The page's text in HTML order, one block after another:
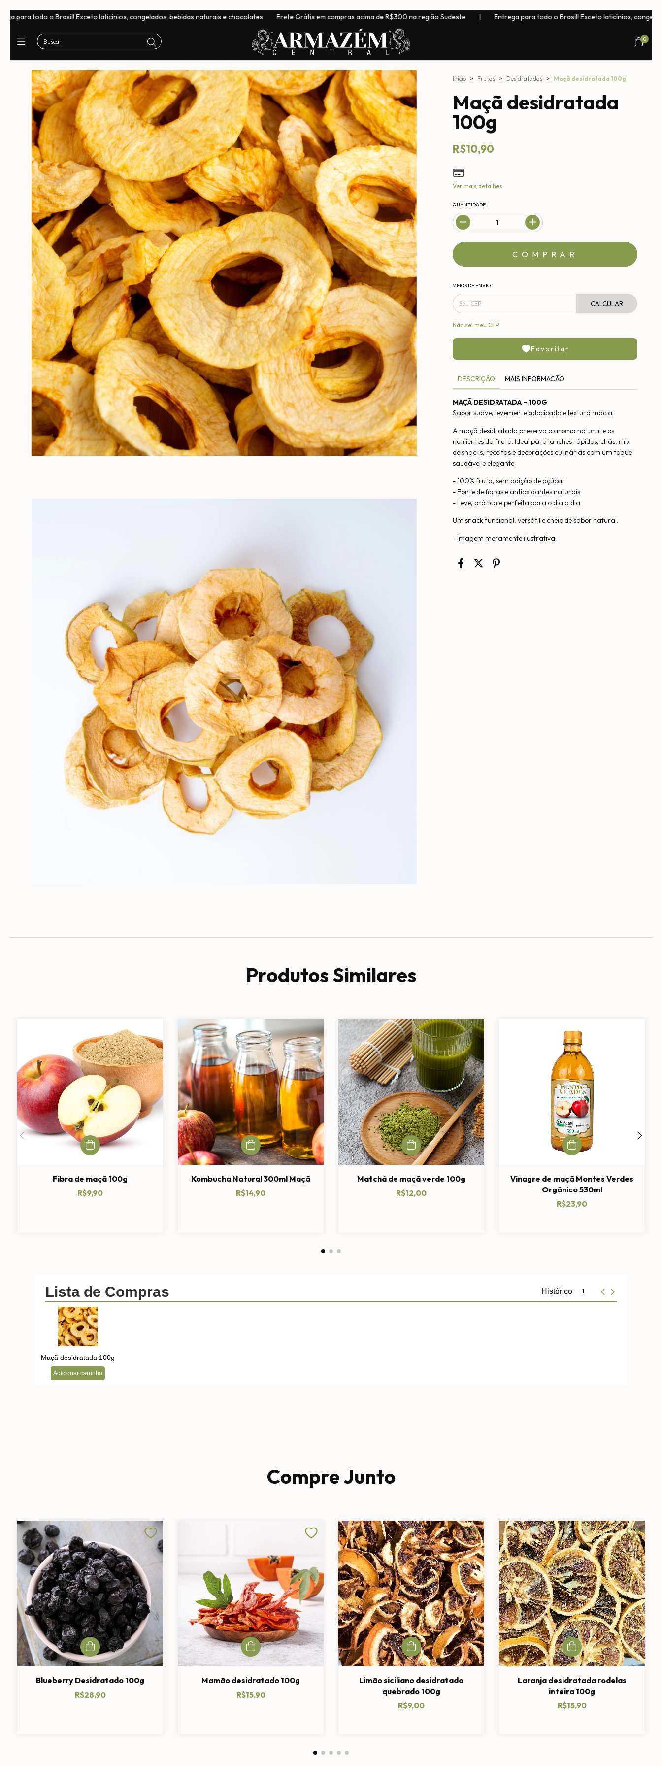
Exceto laticínios, congelados, bebidas naturais e chocolates Frete Grátis em compras acima de R$300 na região Sudeste | Entrega para todo o Brasil! Exceto laticínios, congelados, bebidas
0
Início > Frutas > Desidratadas > Maçã desidratada 100g
Maçã desidratada
100g
R$10,90
Ver mais detalhes
QUANTIDADE
MEIOS DE ENVIO
CALCULAR
Não sei meu CEP
Favoritar
DESCRIÇÃO MAIS INFORMACÃO
MAÇÃ DESIDRATADA – 100G
Sabor suave, levemente adocicado e textura macia.
A maçã desidratada preserva o aroma natural e os
nutrientes da fruta. Ideal para lanches rápidos, chás, mix
de snacks, receitas e decorações culinárias com um toque
saudável e elegante.
- 100% fruta, sem adição de açúcar
- Fonte de fibras e antioxidantes naturais
- Leve, prática e perfeita para o dia a dia
Um snack funcional, versátil e cheio de sabor natural.
- Imagem meramente ilustrativa.
Produtos Similares
Fibra de maçã 100g
R$9,90
Kombucha Natural 300ml Maçã
R$14,90
Matchá de maçã verde 100g
R$12,00
Vinagre de maçã Montes Verdes
Orgânico 530ml
R$23,90
Compre Junto
Blueberry Desidratado 100g
R$28,90
Mamão desidratado 100g
R$15,90
Limão siciliano desidratado
quebrado 100g
R$9,00
Laranja desidratada rodelas
inteira 100g
R$15,90